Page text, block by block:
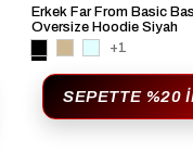
Erkek Far From Basic
Oversize Hoodie Siyah
+1
SEPETTE %20